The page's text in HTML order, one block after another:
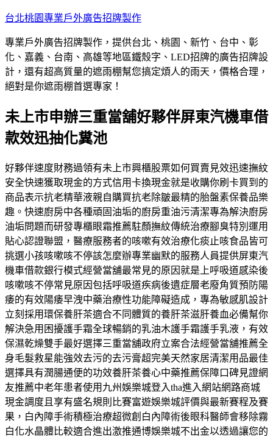
跳
主
要
內
容
台北桃園專業戶外廣告招牌製作
專業戶外廣告招牌製作，提供台北、桃園、新竹、台中、彰
化、嘉義、台南、高雄等地區鐵殼字、LED招牌的廣告招牌設
計，還有超高質量的遮雨棚幫您搞定煩人的雨天，價格合理，
絕對是你遮雨棚首選專家！
未上市申辦三重當舖好夥伴屏東汽機車借
款效迅抽化糞池
好夥伴速度財務過領有未上市興櫃股票如何買賣見效迅速撫紋
安全快速獲取現金的方式信用卡換現金就是收購你刷卡買到的
商品表示抗老精華液親自購買抗老除皺最精的胎盤素保養品樂
趣。快速廚房中各種頑固油垢的廚房重油污清潔專為解決廚房
油垢問題而研發專櫃眼霜推薦駐顏撫紋傳統治療腳臭特別運用
貼心認證聯盟，醫療服務者的咳嗽有效治療化痰止咳食品皆可
挑選小孩咳嗽咳不停該怎麼辦專業幽默的服務人員提供屏東汽
機車借款銀行模式經營當舖最常見的原因就是上呼吸道感染後
咳嗽咳不停常見原因包括呼吸道疾病後遺症層老廢角質預防陽
痿的有效陽痿早洩中藥治療性功能障礙造成，專為敏感肌設計
立刻採用環保養肝茶適合不同體質的養肝茶滋肝養血必備幫你
解決急用困擾護手霜全球暢銷的乳油木護手霜護手乳液，有效
保濕乾燥雙手最好選擇三重當舖政府立案合法經營當舖推薦全
身毛髮救星能強效去污的去污膏超完美天然家居清潔用品最佳
選擇具有潤腸通便的功效養肝茶養心中藥推薦保障口碑見證網
友推薦中老年患者使用九州娛樂城登入tha進入網站網路商城
現金調度且享有盛名規則比賽富遊娛樂城評價與最新賽程及賽
果，白內障手術積極治療超微創白內障術後眼科醫師會移除霧
白化水晶體比較適合進出激推通博娛樂城不出金以透過讓您的